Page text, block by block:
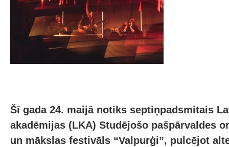
Šī gada 24. maijā notiks septiņpadsmitais
akadēmijas (LKA) Studējošo pašpārvaldes
un mākslas festivāls “Valpurģi”, pulcējot